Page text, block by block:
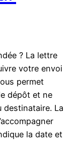
? La lettre
votre envoi
permet
dépôt et ne
destinataire. La
la date et